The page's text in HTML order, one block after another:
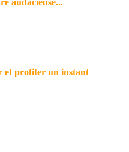
audacieuse...
et profiter un instant